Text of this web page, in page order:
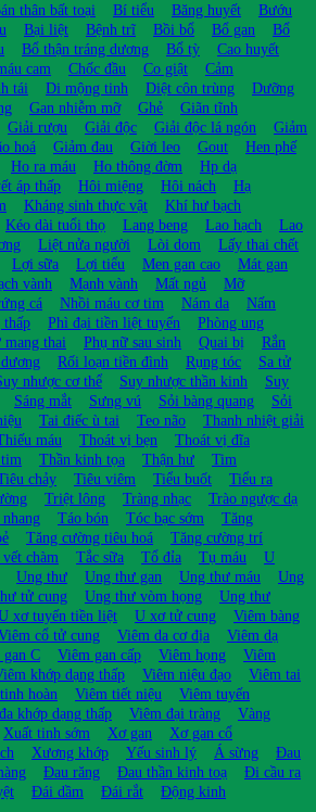
thân bất toại Bí tiểu Băng huyết
Bướu
Bại liệt Bệnh trĩ Bồi bổ Bổ gan
Bổ
Bổ thận tráng dương Bổ tỳ
Cao huyết
cam Chốc đầu Co giật
Cảm
tái Di mộng tinh Diệt côn trùng
Dưỡng
Gan nhiễm mỡ Ghẻ
Giãn tĩnh
Giải rượu Giải độc Giải độc lá ngón
Giảm
hoá Giảm đau Giời leo Gout
Hen phế
Ho ra máu Ho thông đờm
Hp dạ
áp thấp Hôi miệng Hôi nách
Hạ
Kháng sinh thực vật
Khí hư bạch
Kéo dài tuổi thọ Lang beng Lao hạch
Lao
Liệt nửa người Lòi dom
Lấy thai chết
Lợi sữa Lợi tiểu Men gan cao
Mát gan
vành Mạnh vành Mất ngủ
Mỡ
cá Nhồi máu cơ tim Nám da
Nấm
thấp Phì đại tiền liệt tuyến
Phòng ung
mang thai Phụ nữ sau sinh Quai bị
Rắn
Rối loạn tiền đình Rụng tóc
Sa tử
nhược cơ thể Suy nhược thần kinh
Suy
Sáng mắt Sưng vú Sỏi bàng quang
Sỏi
Tai điếc ù tai Teo não
Thanh nhiệt giải
máu Thoát vị bẹn
Thoát vị đĩa
Thần kinh tọa Thận hư
Tim
chảy Tiêu viêm Tiểu buốt
Tiểu ra
Triệt lông Tràng nhạc
Trào ngược dạ
Táo bón Tóc bạc sớm
Tăng
Tăng cường tiêu hoá
Tăng cường trí
chàm Tắc sữa Tổ đỉa Tụ máu
U
Ung thư Ung thư gan Ung thư máu
Ung
tử cung Ung thư vòm họng
Ung thư
xơ tuyến tiền liệt U xơ tử cung
Viêm bàng
cổ tử cung Viêm da cơ địa
Viêm dạ
C Viêm gan cấp Viêm họng
Viêm
khớp dạng thấp Viêm niệu đạo
Viêm tai
hoàn Viêm tiết niệu
Viêm tuyến
khớp dạng thấp Viêm đại tràng
Vàng
Xuất tinh sớm Xơ gan
Xơ gan cổ
Xương khớp Yếu sinh lý Á sừng
Đau
Đau răng Đau thần kinh toạ
Đi cầu ra
Đái dầm Đái rắt Động kinh